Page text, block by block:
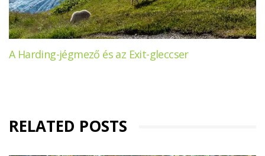
A Harding-jégmező és az Exit-gleccser
RELATED POSTS